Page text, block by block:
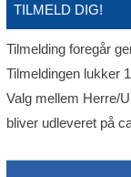
TILMELD DIG!
Tilmelding foregår
Tilmeldingen lukker
Valg mellem Herre/
bliver udleveret på